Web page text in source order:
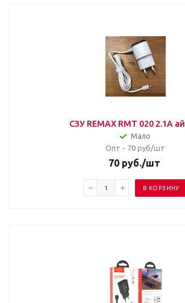
СЗУ REMAX RMT 020 2.1A
Мало
Опт - 70 руб/шт
70руб./шт
В КОРЗИНУ